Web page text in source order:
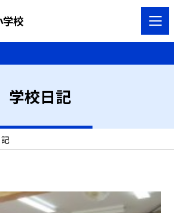
学校
学校日記